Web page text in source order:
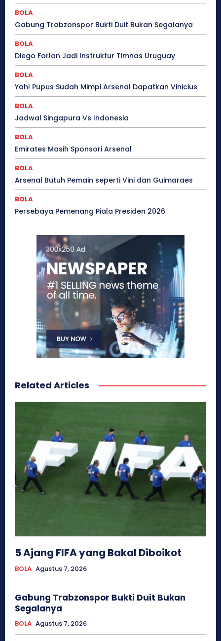
BOLA
Gabung Trabzonspor Bukti Duit Bukan Segalanya
BOLA
Diego Forlan Jadi Instruktur Timnas Uruguay
BOLA
Yah! Pupus Sudah Mimpi Arsenal Dapatkan Vinicius
BOLA
Jadwal Singapura Vs Indonesia
BOLA
Emirates Masih Sponsori Arsenal
BOLA
Arsenal Butuh Pemain seperti Vini dan Guimaraes
BOLA
Persebaya Pemenang Piala Presiden 2026
Related Articles
5 Ajang FIFA yang Bakal Diboikot
BOLA Agustus 7, 2026
Gabung Trabzonspor Bukti Duit Bukan
Segalanya
BOLA Agustus 7, 2026